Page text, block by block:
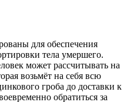
для обеспечения
тела умершего.
может рассчитывать на
возьмёт на себя всю
гроба до доставки к
обратиться за